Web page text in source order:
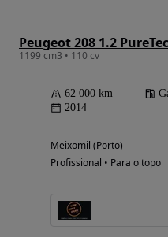
Peugeot 208 1.2
1199 cm3 • 110 cv
62 000 km
2014
Meixomil (Porto)
Profissional • Para o topo